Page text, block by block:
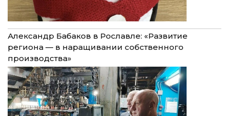
Александр Бабаков в Рославле: «Развитие
региона — в наращивании собственного
производства»